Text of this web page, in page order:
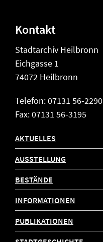
Kontakt
Stadtarchiv Heilbronn
Eichgasse 1
74072 Heilbronn
Telefon: 07131 56-2290
Fax: 07131 56-3195
AKTUELLES
AUSSTELLUNG
BESTÄNDE
INFORMATIONEN
PUBLIKATIONEN